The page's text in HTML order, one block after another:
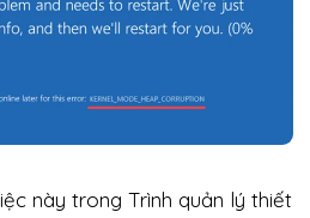
này trong Trình quản lý thiết